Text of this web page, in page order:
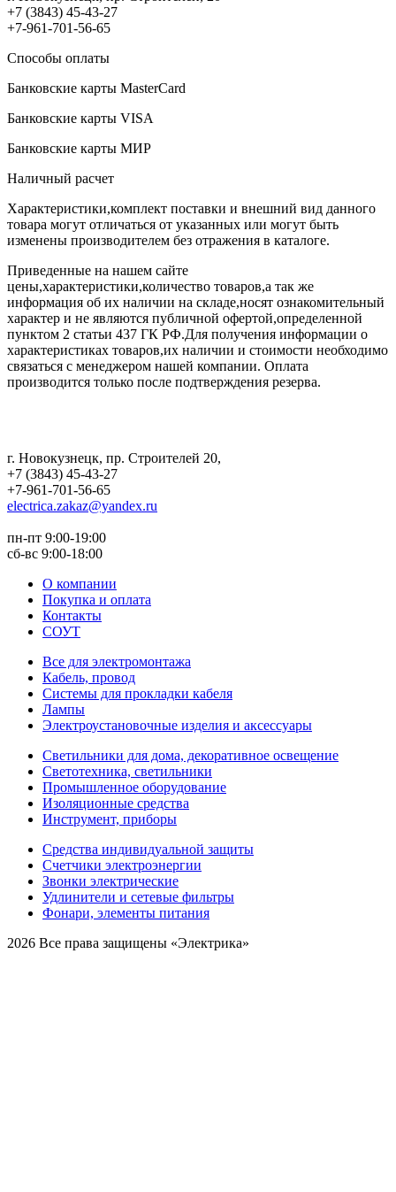
+7 (3843) 45-43-27
+7-961-701-56-65
Способы оплаты
Банковские карты MasterCard
Банковские карты VISA
Банковские карты МИР
Наличный расчет
Характеристики,комплект поставки и внешний вид данного
товара могут отличаться от указанных или могут быть
изменены производителем без отражения в каталоге.
Приведенные на нашем сайте
цены,характеристики,количество товаров,а так же
информация об их наличии на складе,носят ознакомительный
характер и не являются публичной офертой,определенной
пунктом 2 статьи 437 ГК РФ.Для получения информации о
характеристиках товаров,их наличии и стоимости необходимо
связаться с менеджером нашей компании. Оплата
производится только после подтверждения резерва.
г. Новокузнецк, пр. Строителей 20,
+7 (3843) 45-43-27
+7-961-701-56-65
electrica.zakaz@yandex.ru
пн-пт 9:00-19:00
сб-вс 9:00-18:00
О компании
Покупка и оплата
Контакты
СОУТ
Все для электромонтажа
Кабель, провод
Системы для прокладки кабеля
Лампы
Электроустановочные изделия и аксессуары
Светильники для дома, декоративное освещение
Светотехника, светильники
Промышленное оборудование
Изоляционные средства
Инструмент, приборы
Средства индивидуальной защиты
Счетчики электроэнергии
Звонки электрические
Удлинители и сетевые фильтры
Фонари, элементы питания
2026 Все права защищены «Электрика»